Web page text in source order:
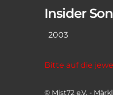
Insider
2003
Bitte auf die
© Mist72 e.V. -